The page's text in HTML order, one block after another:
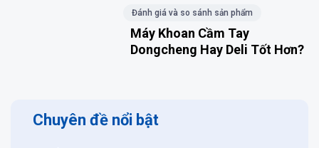
Đánh giá và so sánh sản phẩm
Máy Khoan Cầm Tay
Dongcheng Hay Deli Tốt Hơn?
Chuyên đề nổi bật